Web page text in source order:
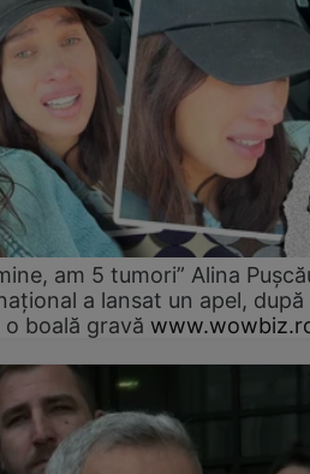
am 5 tumori” Alina
a lansat un apel, după
boală gravă